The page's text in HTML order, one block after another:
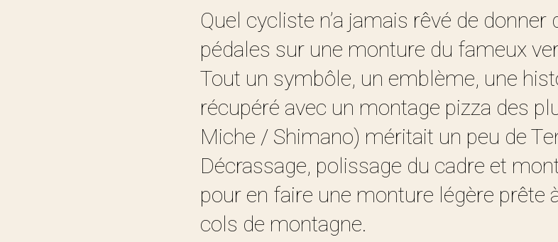
Quel cycliste n’a jamais rêvé de
pédales sur une monture du fameux
Tout un symbôle, un emblème, une
récupéré avec un montage pizza des
Miche / Shimano) méritait un peu de
Décrassage, polissage du cadre et
pour en faire une monture légère prête
cols de montagne.